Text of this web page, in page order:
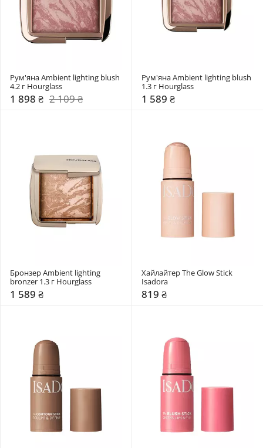
Рум'яна Ambient lighting blush
4.2 г Hourglass
1 898 ₴ 2 109 ₴
Рум'яна Ambient lighting blush
1.3 г Hourglass
1 589 ₴
Бронзер Ambient lighting
bronzer 1.3 г Hourglass
1 589 ₴
Хайлайтер The Glow Stick
Isadora
819 ₴